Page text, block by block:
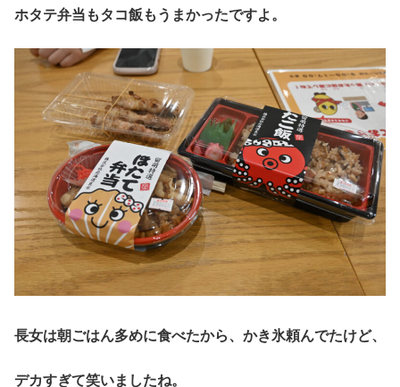
ホタテ弁当もタコ飯もうまかったですよ。
長女は朝ごはん多めに食べたから、かき氷頼んでたけど、
デカすぎて笑いましたね。